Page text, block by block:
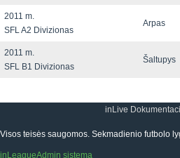
2011 m.
SFL A2 Divizionas
Arpas
2011 m.
SFL B1 Divizionas
Šaltupys
inLive
Visos teisės saugomos. Sekmadienio futbolo
inLeagueAdmin sistema